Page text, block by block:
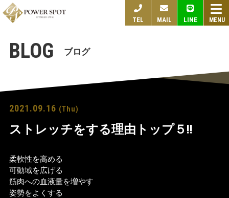
TEL MAIL LINE
BLOG ブログ
2021.09.16 (Thu)
ストレッチをする理由トップ５!!
柔軟性を高める
可動域を広げる
筋肉への血液量を増やす
姿勢をよくする